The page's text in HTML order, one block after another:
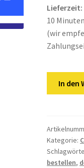
Lieferzeit:
10
(wir
Premium
Key
Menge
In den
Kategorie:
bestellen,